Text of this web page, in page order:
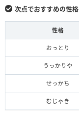
次点でおすすめの性格
性格
おっとり
うっかりや
せっかち
むじゃき